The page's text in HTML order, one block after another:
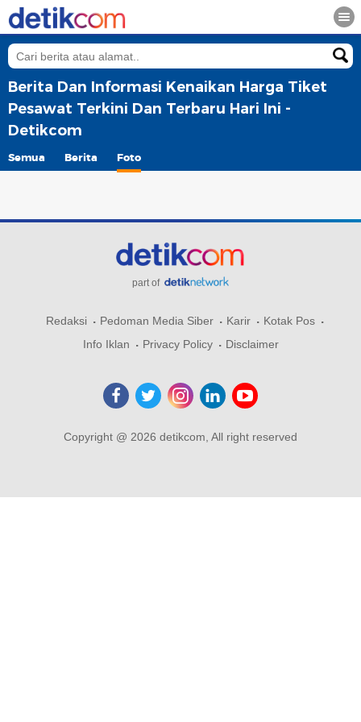
Berita Dan Informasi Kenaikan Harga Tiket
Pesawat Terkini Dan Terbaru Hari Ini -
Detikcom
Semua Berita Foto
part of
Redaksi Pedoman Media Siber Karir
Kotak Pos
Info Iklan
Privacy Policy Disclaimer
Copyright @ 2026 detikcom, All right reserved